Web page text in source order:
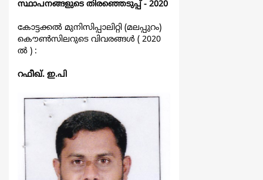
സ്ഥാപനങ്ങളുടെ തിരഞ്ഞെടുപ്പ്‌ - 2020
കോട്ടക്കല്‍ മുനിസിപ്പാലിറ്റി (മലപ്പുറം)
കൌൺസിലറുടെ വിവരങ്ങള്‍ ( 2020
ല്‍ ) :
റഫീഖ്. ഇ.പി